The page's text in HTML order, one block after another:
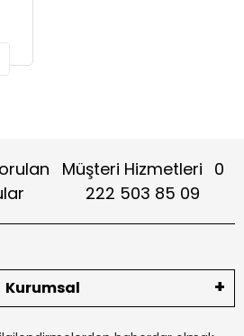
Müşteri Hizmetleri 0
222 503 85 09
Kurumsal